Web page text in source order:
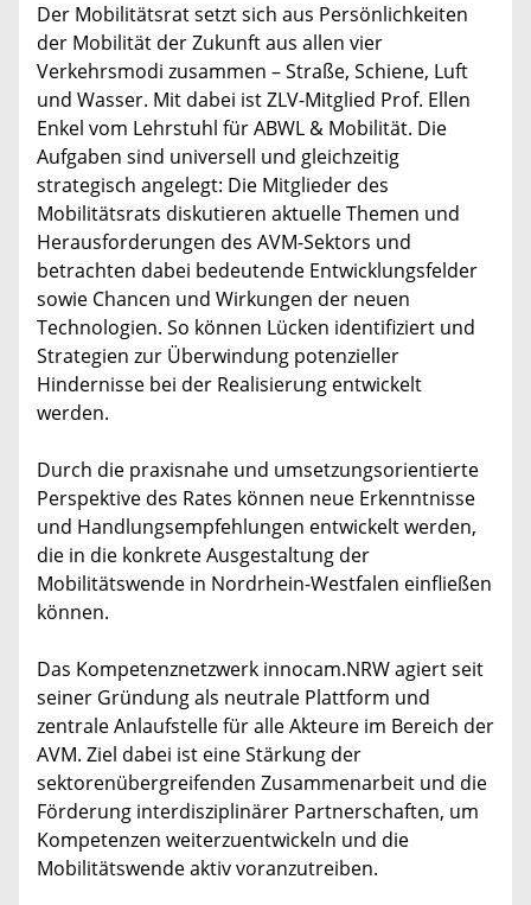
Der Mobilitätsrat setzt sich aus Persönlichkeiten
der Mobilität der Zukunft aus allen vier
Verkehrsmodi zusammen – Straße, Schiene, Luft
und Wasser. Mit dabei ist ZLV-Mitglied Prof. Ellen
Enkel vom Lehrstuhl für ABWL & Mobilität. Die
Aufgaben sind universell und gleichzeitig
strategisch angelegt: Die Mitglieder des
Mobilitätsrats diskutieren aktuelle Themen und
Herausforderungen des AVM-Sektors und
betrachten dabei bedeutende Entwicklungsfelder
sowie Chancen und Wirkungen der neuen
Technologien. So können Lücken identifiziert und
Strategien zur Überwindung potenzieller
Hindernisse bei der Realisierung entwickelt
werden.
Durch die praxisnahe und umsetzungsorientierte
Perspektive des Rates können neue Erkenntnisse
und Handlungsempfehlungen entwickelt werden,
die in die konkrete Ausgestaltung der
Mobilitätswende in Nordrhein-Westfalen einfließen
können.
Das Kompetenznetzwerk innocam.NRW agiert seit
seiner Gründung als neutrale Plattform und
zentrale Anlaufstelle für alle Akteure im Bereich der
AVM. Ziel dabei ist eine Stärkung der
sektorenübergreifenden Zusammenarbeit und die
Förderung interdisziplinärer Partnerschaften, um
Kompetenzen weiterzuentwickeln und die
Mobilitätswende aktiv voranzutreiben.